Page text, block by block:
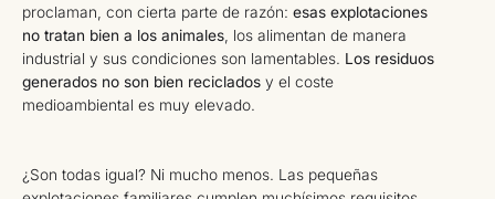
proclaman, con cierta parte de razón: esas explotaciones
no tratan bien a los animales, los alimentan de manera
industrial y sus condiciones son lamentables. Los residuos
generados no son bien reciclados y el coste
medioambiental es muy elevado.
¿Son todas igual? Ni mucho menos. Las pequeñas